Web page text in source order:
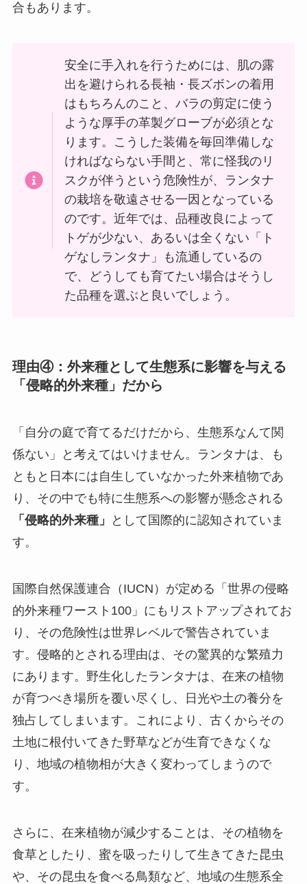
合もあります。
安全に手入れを行うためには、肌の露
出を避けられる長袖・長ズボンの着用
はもちろんのこと、バラの剪定に使う
ような厚手の革製グローブが必須とな
ります。こうした装備を毎回準備しな
ければならない手間と、常に怪我のリ
スクが伴うという危険性が、ランタナ
の栽培を敬遠させる一因となっている
のです。近年では、品種改良によって
トゲが少ない、あるいは全くない「ト
ゲなしランタナ」も流通しているの
で、どうしても育てたい場合はそうし
た品種を選ぶと良いでしょう。
理由④：外来種として生態系に影響を与える
「侵略的外来種」だから
「自分の庭で育てるだけだから、生態系なんて関
係ない」と考えてはいけません。ランタナは、も
ともと日本には自生していなかった外来植物であ
り、その中でも特に生態系への影響が懸念される
「侵略的外来種」
として国際的に認知されていま
す。
国際自然保護連合（IUCN）が定める「世界の侵略
的外来種ワースト100」にもリストアップされてお
り、その危険性は世界レベルで警告されていま
す。侵略的とされる理由は、その驚異的な繁殖力
にあります。野生化したランタナは、在来の植物
が育つべき場所を覆い尽くし、日光や土の養分を
独占してしまいます。これにより、古くからその
土地に根付いてきた野草などが生育できなくな
り、地域の植物相が大きく変わってしまうので
す。
さらに、在来植物が減少することは、その植物を
食草としたり、蜜を吸ったりして生きてきた昆虫
や、その昆虫を食べる鳥類など、地域の生態系全